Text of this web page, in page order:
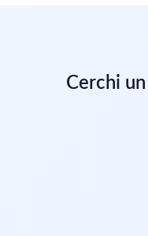
Cerchi